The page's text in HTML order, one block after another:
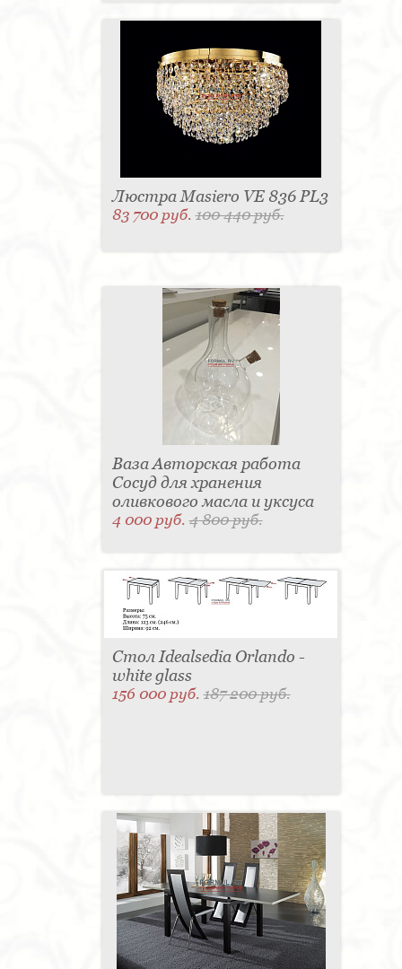
Люстра Masiero VE 836 PL3
83 700 руб.100 440 руб.
Ваза Авторская работа
Сосуд для хранения
оливкового масла и уксуса
4 000 руб.4 800 руб.
Стол Idealsedia Orlando -
white glass
156 000 руб.187 200 руб.